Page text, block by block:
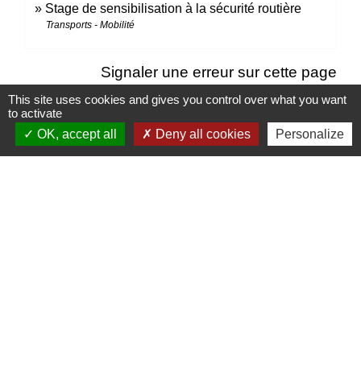
Stage de sensibilisation à la sécurité routière
Transports - Mobilité
Signaler une erreur sur cette page
Contacts
This site uses cookies and gives you control over what you want
to activate
OK, accept all
Deny all cookies Personalize